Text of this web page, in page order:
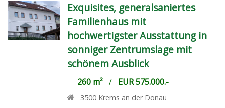
Exquisites, generalsaniertes
Familienhaus mit
hochwertigster Ausstattung in
sonniger Zentrumslage mit
schönem Ausblick
260 m²/ EUR 575.000.-
3500 Krems an der Donau